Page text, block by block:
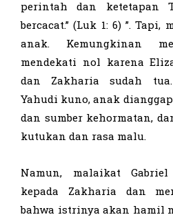
perintah dan ketetapan
bercacat.” (Luk 1: 6) ”.
anak. Kemungkinan
mendekati nol karena
dan Zakharia sudah
Yahudi kuno, anak
dan sumber kehormatan,
kutukan dan rasa malu.
Namun, malaikat
kepada Zakharia dan
bahwa istrinya akan hamil